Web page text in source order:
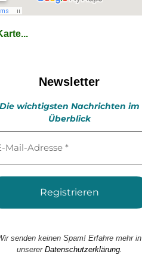
Newsletter
Die wichtigsten Nachrichten im
Überblick
senden keinen Spam! Erfahre mehr in
unserer Datenschutzerklärung.